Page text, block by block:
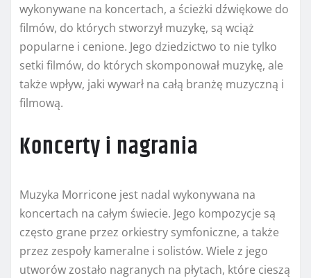
wykonywane na koncertach, a ścieżki dźwiękowe do
filmów, do których stworzył muzykę, są wciąż
popularne i cenione. Jego dziedzictwo to nie tylko
setki filmów, do których skomponował muzykę, ale
także wpływ, jaki wywarł na całą branżę muzyczną i
filmową.
Koncerty i nagrania
Muzyka Morricone jest nadal wykonywana na
koncertach na całym świecie. Jego kompozycje są
często grane przez orkiestry symfoniczne, a także
przez zespoły kameralne i solistów. Wiele z jego
utworów zostało nagranych na płytach, które cieszą